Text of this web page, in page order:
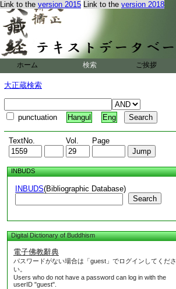
Link to the version 2015 Link to the version 2018
ホーム 検索 ご挨拶
大正蔵検索
punctuation Hangul Eng
TextNo. Vol. Page
INBUDS
INBUDS(Bibliographic Database)
Search
Digital Dictionary of Buddhism
電子佛教辭典
パスワードがない場合は「guest」でログインしてくださ
い。
Users who do not have a password can log in with the
userID "guest".